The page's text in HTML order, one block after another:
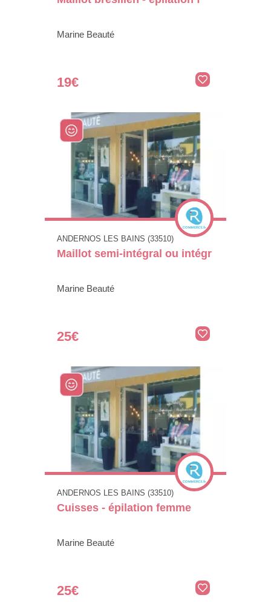
Marine Beauté
19€
ANDERNOS LES BAINS (33510)
Maillot semi-intégral ou intégr
Marine Beauté
25€
ANDERNOS LES BAINS (33510)
Cuisses - épilation femme
Marine Beauté
25€